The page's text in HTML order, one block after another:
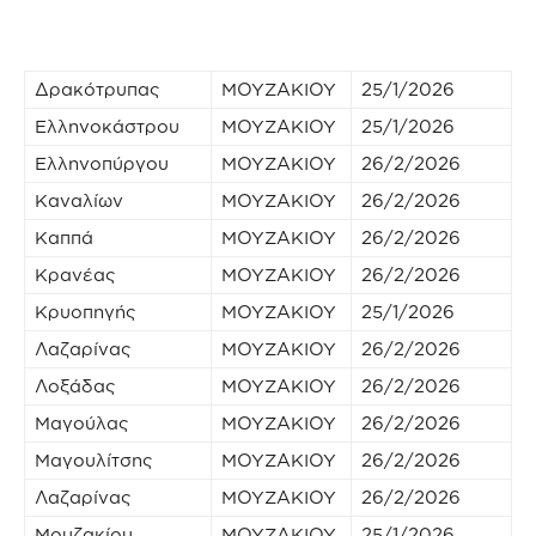
Δρακότρυπας ΜΟΥΖΑΚΙΟΥ
25/1/2026
Ελληνοκάστρου
ΜΟΥΖΑΚΙΟΥ
25/1/2026
Ελληνοπύργου
ΜΟΥΖΑΚΙΟΥ
26/2/2026
Καναλίων
ΜΟΥΖΑΚΙΟΥ
26/2/2026
Καππά
ΜΟΥΖΑΚΙΟΥ
26/2/2026
Κρανέας
ΜΟΥΖΑΚΙΟΥ
26/2/2026
Κρυοπηγής
ΜΟΥΖΑΚΙΟΥ
25/1/2026
Λαζαρίνας
ΜΟΥΖΑΚΙΟΥ
26/2/2026
Λοξάδας
ΜΟΥΖΑΚΙΟΥ
26/2/2026
Μαγούλας
ΜΟΥΖΑΚΙΟΥ
26/2/2026
Μαγουλίτσης
ΜΟΥΖΑΚΙΟΥ
26/2/2026
Λαζαρίνας
ΜΟΥΖΑΚΙΟΥ
26/2/2026